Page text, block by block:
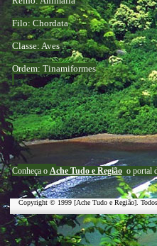
Filo: Chordata
Classe: Aves
Ordem: Tinamiformes
Conheça o Ache Tudo e Regiãoo portal
Copyright © 1999 [Ache Tudo e Região].